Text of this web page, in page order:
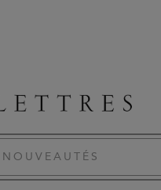
NOUVEAUTÉS